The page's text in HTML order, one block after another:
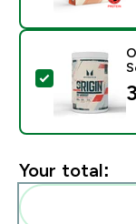
Select this
Your total: